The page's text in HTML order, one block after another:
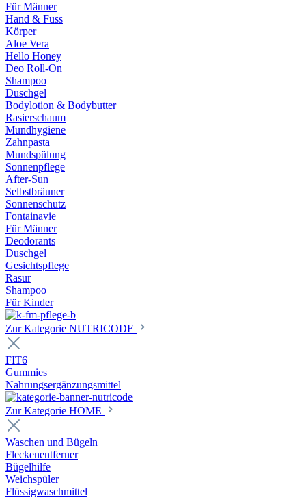
Für Männer
Hand & Fuss
Körper
Aloe Vera
Hello Honey
Deo Roll-On
Shampoo
Duschgel
Bodylotion & Bodybutter
Rasierschaum
Mundhygiene
Zahnpasta
Mundspülung
Sonnenpflege
After-Sun
Selbstbräuner
Sonnenschutz
Fontainavie
Für Männer
Deodorants
Duschgel
Gesichtspflege
Rasur
Shampoo
Für Kinder
Zur Kategorie NUTRICODE
FIT6
Gummies
Nahrungsergänzungsmittel
Zur Kategorie HOME
Waschen und Bügeln
Fleckenentferner
Bügelhilfe
Weichspüler
Flüssigwaschmittel